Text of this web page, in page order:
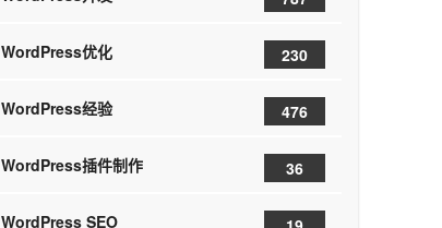
WordPress优化 230
WordPress经验 476
WordPress插件制作 36
WordPress SEO